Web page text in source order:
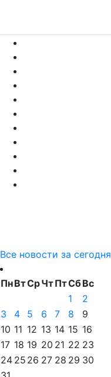
Все новости за сегодня
ПнВтСрЧтПтСбВс
1
2
3
4 5 6 7 8
9
10 11 12 13 14 15 16
17 18 19 20 21 22 23
24 25 26 27 28 29 30